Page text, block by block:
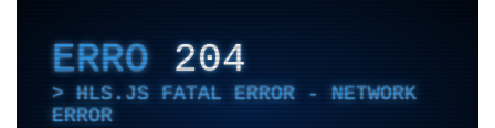
ERRO204
HLS.JS FATAL ERROR - NETWORK
ERROR